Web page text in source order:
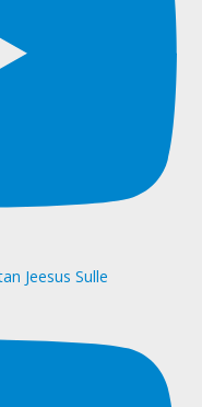
Jeesus Sulle